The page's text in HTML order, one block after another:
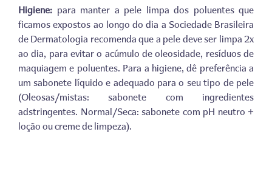
Higiene: para manter a pele limpa dos poluentes que
ficamos expostos ao longo do dia a Sociedade Brasileira
de Dermatologia recomenda que a pele deve ser limpa 2x
ao dia, para evitar o acúmulo de oleosidade, resíduos de
maquiagem e poluentes. Para a higiene, dê preferência a
um sabonete líquido e adequado para o seu tipo de pele
(Oleosas/mistas: sabonete com ingredientes
adstringentes. Normal/Seca: sabonete com pH neutro +
loção ou creme de limpeza).